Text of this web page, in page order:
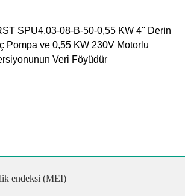
SPU4.03-08-B-50-0,55 KW 4'' Derin
Pompa ve 0,55 KW 230V Motorlu
Veri Föyüdür
endeksi (MEI)